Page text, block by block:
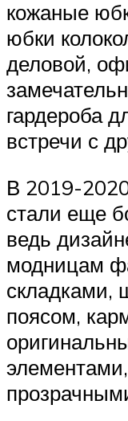
кожаные
юбки
деловой,
гардероба
встречи с
В 2019-
стали еще
ведь
модницам
складками,
поясом,